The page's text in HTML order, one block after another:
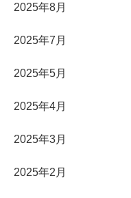
2025年8月
2025年7月
2025年5月
2025年4月
2025年3月
2025年2月